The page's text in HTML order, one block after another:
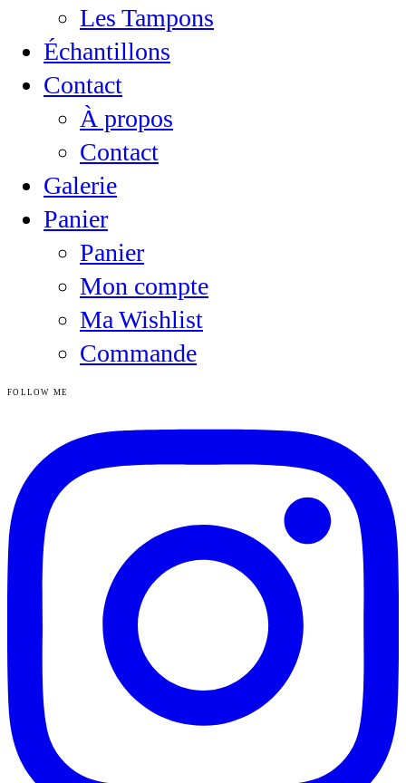
Les Tampons
Échantillons
Contact
À propos
Contact
Galerie
Panier
Panier
Mon compte
Ma Wishlist
Commande
FOLLOW ME